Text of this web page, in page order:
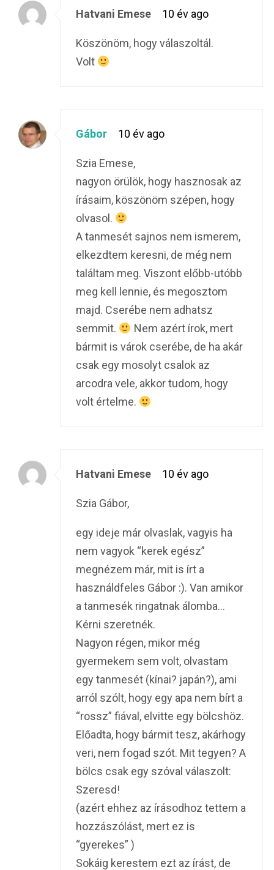
Hatvani Emese 10 év ago
Köszönöm, hogy válaszoltál.
Volt
Gábor 10 év ago
Szia Emese,
nagyon örülök, hogy hasznosak az
írásaim, köszönöm szépen, hogy
olvasol.
A tanmesét sajnos nem ismerem,
elkezdtem keresni, de még nem
találtam meg. Viszont előbb-utóbb
meg kell lennie, és megosztom
majd. Cserébe nem adhatsz
semmit.
Nem azért írok, mert
bármit is várok cserébe, de ha akár
csak egy mosolyt csalok az
arcodra vele, akkor tudom, hogy
volt értelme.
Hatvani Emese 10 év ago
Szia Gábor,
egy ideje már olvaslak, vagyis ha
nem vagyok “kerek egész”
megnézem már, mit is írt a
használdfeles Gábor :). Van amikor
a tanmesék ringatnak álomba…
Kérni szeretnék.
Nagyon régen, mikor még
gyermekem sem volt, olvastam
egy tanmesét (kínai? japán?), ami
arról szólt, hogy egy apa nem bírt a
“rossz” fiával, elvitte egy bölcshöz.
Előadta, hogy bármit tesz, akárhogy
veri, nem fogad szót. Mit tegyen? A
bölcs csak egy szóval válaszolt:
Szeresd!
(azért ehhez az írásodhoz tettem a
hozzászólást, mert ez is
“gyerekes” )
Sokáig kerestem ezt az írást, de